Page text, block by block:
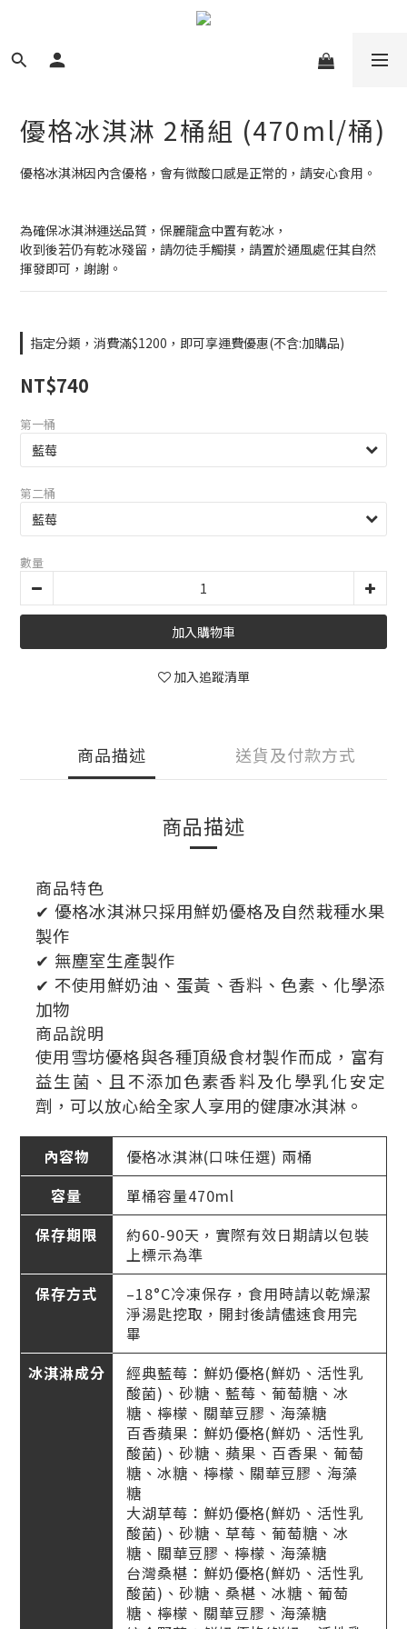
優格冰淇淋 2桶組 (470ml/桶)
優格冰淇淋因內含優格，會有微酸口感是正常的，請安心食用。
為確保冰淇淋運送品質，保麗龍盒中置有乾冰，
收到後若仍有乾冰殘留，請勿徒手觸摸，請置於通風處任其自然
揮發即可，謝謝。
指定分類，消費滿$1200，即可享運費優惠(不含:加購品)
NT$740
第一桶
第二桶
數量
加入購物車
加入追蹤清單
商品描述 送貨及付款方式
商品描述
商品特色
✔ 優格冰淇淋只採用鮮奶優格及自然栽種水果
製作
✔ 無塵室生產製作
✔ 不使用鮮奶油、蛋黃、香料、色素、化學添
加物
商品說明
使用雪坊優格與各種頂級食材製作而成，富有
益生菌、且不添加色素香料及化學乳化安定
劑，可以放心給全家人享用的健康冰淇淋。
內容物
優格冰淇淋(口味任選) 兩桶
容量
單桶容量470ml
保存期限
約60-90天，實際有效日期請以包裝
上標示為準
保存方式
–18°C冷凍保存，食用時請以乾燥潔
淨湯匙挖取，開封後請儘速食用完
畢
冰淇淋成分
經典藍莓：鮮奶優格(鮮奶、活性乳
酸菌)、砂糖、藍莓、葡萄糖、冰
糖、檸檬、關華豆膠、海藻糖
百香蘋果：鮮奶優格(鮮奶、活性乳
酸菌)、砂糖、蘋果、百香果、葡萄
糖、冰糖、檸檬、關華豆膠、海藻
糖
大湖草莓：鮮奶優格(鮮奶、活性乳
酸菌)、砂糖、草莓、葡萄糖、冰
糖、關華豆膠、檸檬、海藻糖
台灣桑椹：鮮奶優格(鮮奶、活性乳
酸菌)、砂糖、桑椹、冰糖、葡萄
糖、檸檬、關華豆膠、海藻糖